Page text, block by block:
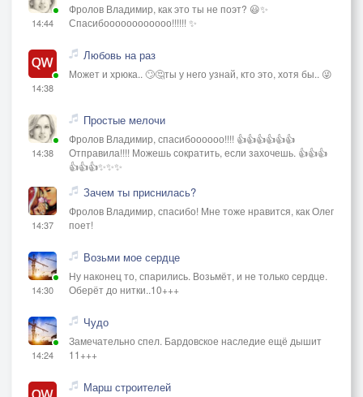
14:44
Фролов Владимир, как это ты не поэт? 😃✨
Спасибоооооооооооо!!!!!! ✨
14:38
Любовь на раз
Может и хрюка.. 🙄🤔ты у него узнай, кто это, хотя бы.. 😜
14:38
Простые мелочи
Фролов Владимир, спасибоооооо!!!! 👍👍👍👍👍👍
Отправила!!!! Можешь сократить, если захочешь. 👍👍👍
👍👍👍✨✨✨
14:37
Зачем ты приснилась?
Фролов Владимир, спасибо! Мне тоже нравится, как Олег
поет!
14:30
Возьми мое сердце
Ну наконец то, спарились. Возьмёт, и не только сердце.
Оберёт до нитки..10+++
14:24
Чудо
Замечательно спел. Бардовское наследие ещё дышит
11+++
Марш строителей